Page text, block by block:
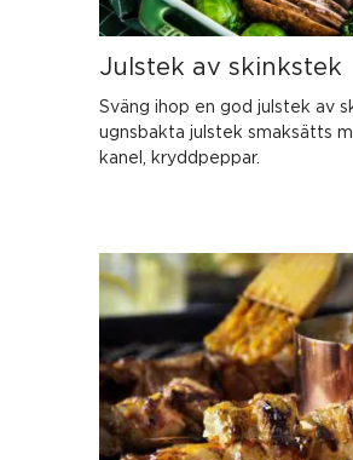
Julstek av skinkstek
Sväng ihop en god julstek av
ugnsbakta julstek smaksätts
kanel, kryddpeppar.